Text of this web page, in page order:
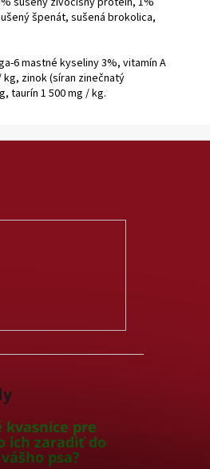
špenát, sušená brokolica,
6 mastné kyseliny 3%, vitamín A
zinok (síran zinečnatý
taurín 1 500 mg / kg.
kvasnice pre
ich zaradiť do
psa?